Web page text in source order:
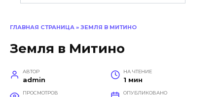
ГЛАВНАЯ СТРАНИЦА » ЗЕМЛЯ В МИТИНО
Земля в Митино
АВТОР
admin
НА ЧТЕНИЕ
1 мин
ПРОСМОТРОВ ОПУБЛИКОВАНО